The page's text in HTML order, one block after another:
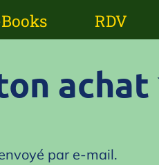
RDV
achat
par e‑mail.